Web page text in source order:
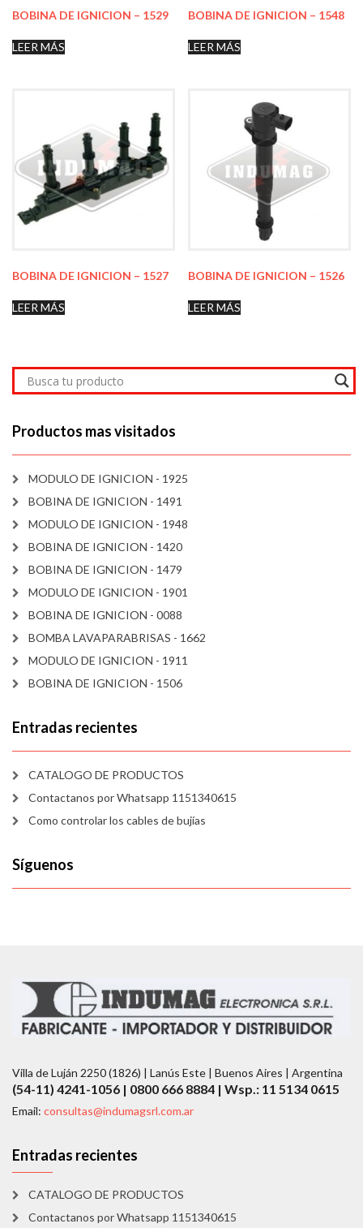
BOBINA DE IGNICION – 1529
LEER MÁS
BOBINA DE IGNICION – 1548
LEER MÁS
BOBINA DE IGNICION – 1527
LEER MÁS
BOBINA DE IGNICION – 1526
LEER MÁS
Productos mas visitados
MODULO DE IGNICION - 1925
BOBINA DE IGNICION - 1491
MODULO DE IGNICION - 1948
BOBINA DE IGNICION - 1420
BOBINA DE IGNICION - 1479
MODULO DE IGNICION - 1901
BOBINA DE IGNICION - 0088
BOMBA LAVAPARABRISAS - 1662
MODULO DE IGNICION - 1911
BOBINA DE IGNICION - 1506
Entradas recientes
CATALOGO DE PRODUCTOS
Contactanos por Whatsapp 1151340615
Como controlar los cables de bujías
Síguenos
Villa de Luján 2250 (1826) | Lanús Este | Buenos Aires | Argentina
(54-11) 4241-1056 | 0800 666 8884 | Wsp.: 11 5134 0615
Email: consultas@indumagsrl.com.ar
Entradas recientes
CATALOGO DE PRODUCTOS
Contactanos por Whatsapp 1151340615